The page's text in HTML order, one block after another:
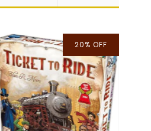
20% OFF